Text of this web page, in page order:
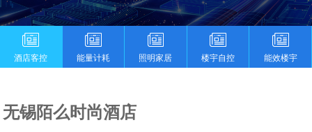
酒店客控 能量计耗 照明家居 楼宇自控 能效楼宇
无锡陌么时尚酒店